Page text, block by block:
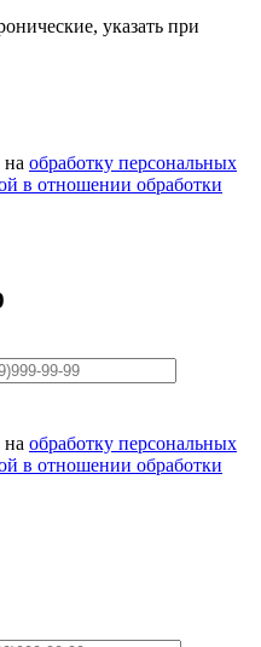
указать при
обработку персональных
в отношении обработки
на обработку персональных
в отношении обработки